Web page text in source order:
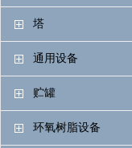
塔
通用设备
贮罐
环氧树脂设备